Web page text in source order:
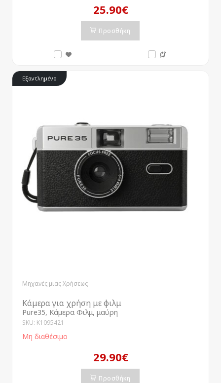
25.90€
Προσθήκη
Εξαντλημένο
Μηχανές μιας Χρήσεως
Κάμερα για χρήση με φιλμ
Pure35, Κάμερα Φιλμ, μαύρη
SKU: K1095421
Μη διαθέσιμο
29.90€
Προσθήκη